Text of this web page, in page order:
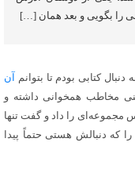
را بگویی و بعد همان […]
کتابی بودم تا بتوانم آن
مخاطب همخوانی داشته و
مجموعه‌ای را داد و گفت تنها
که دنبالش هستی حتماً پیدا